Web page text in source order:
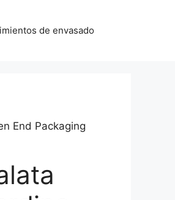
de envasado
End Packaging